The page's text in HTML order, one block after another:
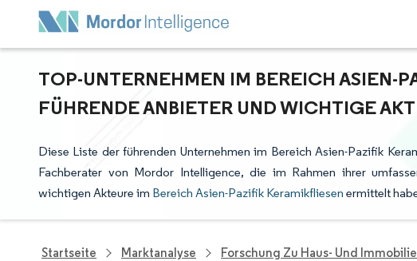
TOP-UNTERNEHMEN IM BEREICH ASIEN-
FÜHRENDE ANBIETER UND WICHTIGE
Diese Liste der führenden Unternehmen im Bereich Asien-Pazifik
Fachberater von Mordor Intelligence, die im Rahmen ihrer
wichtigen Akteure im Bereich Asien-Pazifik Keramikfliesen ermittelt
Startseite Marktanalyse Forschung Zu Haus- Und